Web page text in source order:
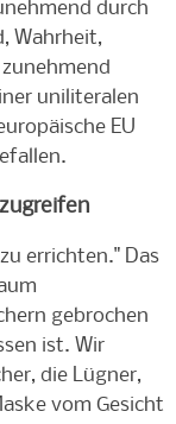
durch
Wahrheit,
uniliteralen
EU
errichten." Das
gebrochen
ist. Wir
die Lügner,
vom Gesicht